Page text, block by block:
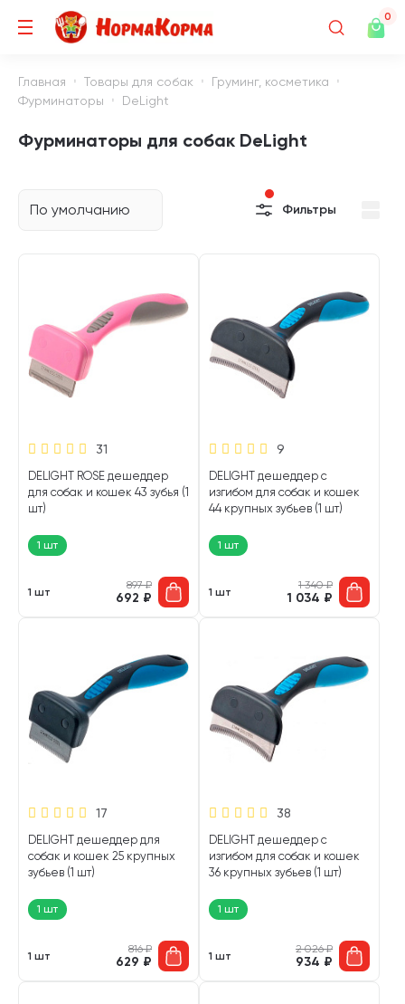
0
Главная Товары для собак
Груминг, косметика
Фурминаторы
DeLight
Фурминаторы для собак DeLight
По умолчанию Фильтры
31
DELIGHT ROSE дешеддер
для собак и кошек 43 зубья (1
шт)
1 шт
1 шт
897₽
692 ₽
9
DELIGHT дешеддер с
изгибом для собак и кошек
44 крупных зубьев (1 шт)
1 шт
1 шт
1 340₽
1 034 ₽
17
DELIGHT дешеддер для
собак и кошек 25 крупных
зубьев (1 шт)
1 шт
1 шт
816₽
629 ₽
38
DELIGHT дешеддер с
изгибом для собак и кошек
36 крупных зубьев (1 шт)
1 шт
1 шт
2 026₽
934 ₽